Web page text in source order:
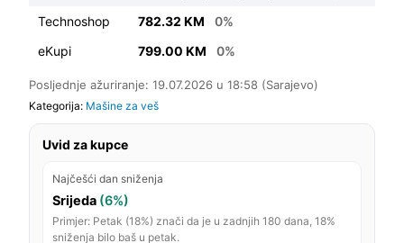
Technoshop 782.32 KM
0%
eKupi
799.00 KM 0%
Posljednje ažuriranje: 19.07.2026 u 18:58 (Sarajevo)
Kategorija: Mašine za veš
Uvid za kupce
Najčešći dan sniženja
Srijeda (6%)
Primjer: Petak (18%) znači da je u zadnjih 180 dana, 18%
sniženja bilo baš u petak.